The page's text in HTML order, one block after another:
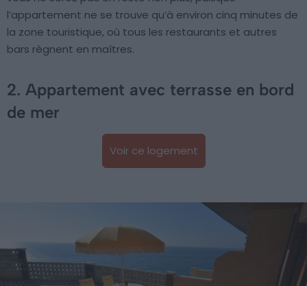
l’appartement ne se trouve qu’à environ cinq minutes de
la zone touristique, où tous les restaurants et autres
bars règnent en maîtres.
2. Appartement avec terrasse en bord
de mer
Voir ce logement